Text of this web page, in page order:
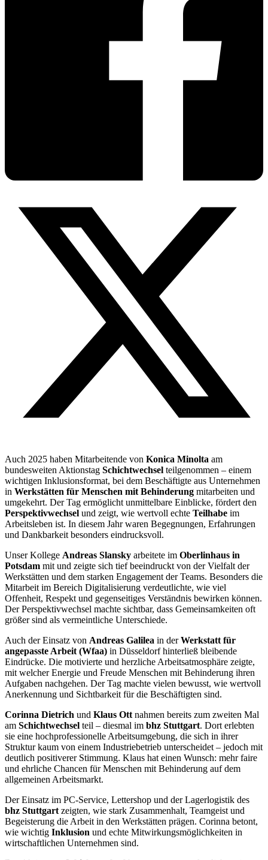
Auch 2025 haben Mitarbeitende von Konica Minolta am
bundesweiten Aktionstag Schichtwechsel teilgenommen – einem
wichtigen Inklusionsformat, bei dem Beschäftigte aus Unternehmen
in Werkstätten für Menschen mit Behinderung mitarbeiten und
umgekehrt. Der Tag ermöglicht unmittelbare Einblicke, fördert den
Perspektivwechsel und zeigt, wie wertvoll echte Teilhabe im
Arbeitsleben ist. In diesem Jahr waren Begegnungen, Erfahrungen
und Dankbarkeit besonders eindrucksvoll.
Unser Kollege Andreas Slansky arbeitete im Oberlinhaus in
Potsdam mit und zeigte sich tief beeindruckt von der Vielfalt der
Werkstätten und dem starken Engagement der Teams. Besonders die
Mitarbeit im Bereich Digitalisierung verdeutlichte, wie viel
Offenheit, Respekt und gegenseitiges Verständnis bewirken können.
Der Perspektivwechsel machte sichtbar, dass Gemeinsamkeiten oft
größer sind als vermeintliche Unterschiede.
Auch der Einsatz von Andreas Galilea in derWerkstatt für
angepasste Arbeit (Wfaa) in Düsseldorf hinterließ bleibende
Eindrücke. Die motivierte und herzliche Arbeitsatmosphäre zeigte,
mit welcher Energie und Freude Menschen mit Behinderung ihren
Aufgaben nachgehen. Der Tag machte vielen bewusst, wie wertvoll
Anerkennung und Sichtbarkeit für die Beschäftigten sind.
Corinna Dietrich und Klaus Ott nahmen bereits zum zweiten Mal
am Schichtwechsel teil – diesmal im bhz Stuttgart. Dort erlebten
sie eine hochprofessionelle Arbeitsumgebung, die sich in ihrer
Struktur kaum von einem Industriebetrieb unterscheidet – jedoch mit
deutlich positiverer Stimmung. Klaus hat einen Wunsch: mehr faire
und ehrliche Chancen für Menschen mit Behinderung auf dem
allgemeinen Arbeitsmarkt.
Der Einsatz im PC-Service, Lettershop und der Lagerlogistik des
bhz Stuttgart zeigten, wie stark Zusammenhalt, Teamgeist und
Begeisterung die Arbeit in den Werkstätten prägen. Corinna betont,
wie wichtig Inklusion und echte Mitwirkungsmöglichkeiten in
wirtschaftlichen Unternehmen sind.